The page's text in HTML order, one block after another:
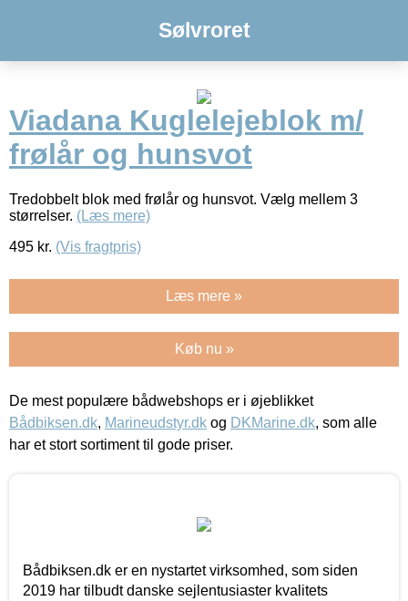
Sølvroret
Viadana Kuglelejeblok m/
frølår og hunsvot
Tredobbelt blok med frølår og hunsvot. Vælg mellem 3
størrelser. (Læs mere)
495 kr. (Vis fragtpris)
Læs mere »
Køb nu »
De mest populære bådwebshops er i øjeblikket
Bådbiksen.dk, Marineudstyr.dk og DKMarine.dk, som alle
har et stort sortiment til gode priser.
Bådbiksen.dk er en nystartet virksomhed, som siden
2019 har tilbudt danske sejlentusiaster kvalitets